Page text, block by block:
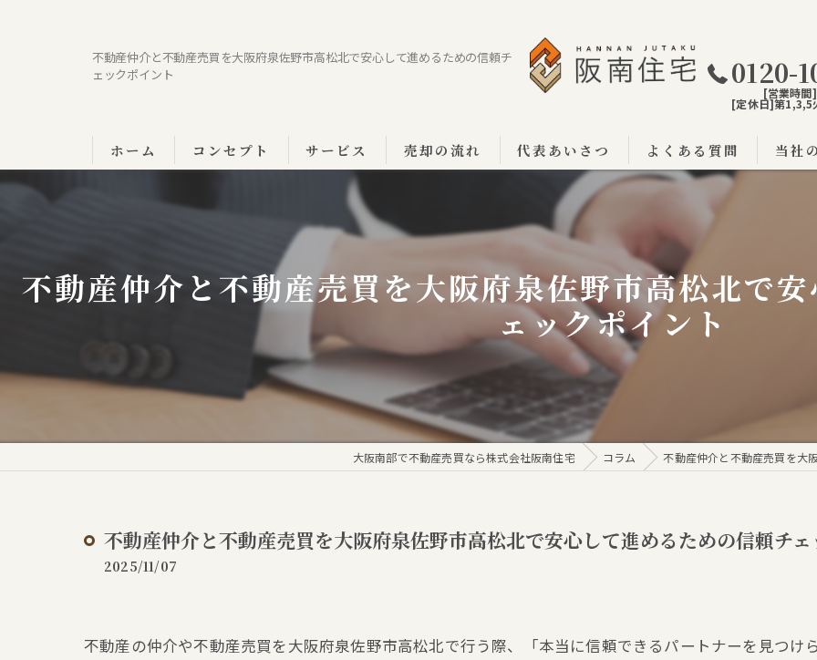
不動産仲介と不動産売買を大阪府泉佐野市高松北で安心して進めるための信頼チ
ェックポイント
0120-
[営業時
[定休日]第1,3,5
ホーム コンセプト サービス 売却の流れ 代表あいさつ よくある質問 当社
泉南市
不動産仲介と不動産売買を大阪府泉佐野市高松北で
ェックポイント
大阪南部で不動産売買なら株式会社阪南住宅 コラム 不動産仲介と不動産売買を大
不動産仲介と不動産売買を大阪府泉佐野市高松北で安心して進めるための信頼チ
2025/11/07
不動産の仲介や不動産売買を大阪府泉佐野市高松北で行う際、「本当に信頼できるパートナーを見つけ